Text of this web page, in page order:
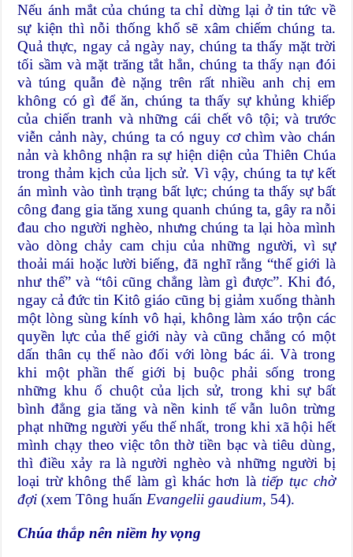
Nếu ánh mắt của chúng ta chỉ dừng lại ở tin tức về
sự kiện thì nỗi thống khổ sẽ xâm chiếm chúng ta.
Quả thực, ngay cả ngày nay, chúng ta thấy mặt trời
tối sầm và mặt trăng tắt hẳn, chúng ta thấy nạn đói
và túng quẫn đè nặng trên rất nhiều anh chị em
không có gì để ăn, chúng ta thấy sự khủng khiếp
của chiến tranh và những cái chết vô tội; và trước
viễn cảnh này, chúng ta có nguy cơ chìm vào chán
nản và không nhận ra sự hiện diện của Thiên Chúa
trong thảm kịch của lịch sử. Vì vậy, chúng ta tự kết
án mình vào tình trạng bất lực; chúng ta thấy sự bất
công đang gia tăng xung quanh chúng ta, gây ra nỗi
đau cho người nghèo, nhưng chúng ta lại hòa mình
vào dòng chảy cam chịu của những người, vì sự
thoải mái hoặc lười biếng, đã nghĩ rằng “thế giới là
như thế” và “tôi cũng chẳng làm gì được”. Khi đó,
ngay cả đức tin Kitô giáo cũng bị giảm xuống thành
một lòng sùng kính vô hại, không làm xáo trộn các
quyền lực của thế giới này và cũng chẳng có một
dấn thân cụ thể nào đối với lòng bác ái. Và trong
khi một phần thế giới bị buộc phải sống trong
những khu ổ chuột của lịch sử, trong khi sự bất
bình đẳng gia tăng và nền kinh tế vẫn luôn trừng
phạt những người yếu thế nhất, trong khi xã hội hết
mình chạy theo việc tôn thờ tiền bạc và tiêu dùng,
thì điều xảy ra là người nghèo và những người bị
loại trừ không thể làm gì khác hơn là tiếp tục chờ
đợi (xem Tông huấn Evangelii gaudium, 54).
Chúa thắp nên niềm hy vọng